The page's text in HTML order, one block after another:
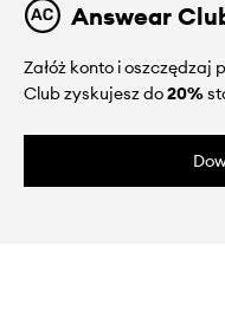
Answear
Załóż konto i oszczędzaj
Club zyskujesz do20%